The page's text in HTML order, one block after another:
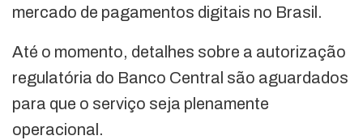
mercado de pagamentos digitais no Brasil.
Até o momento, detalhes sobre a autorização
regulatória do Banco Central são aguardados
para que o serviço seja plenamente
operacional.